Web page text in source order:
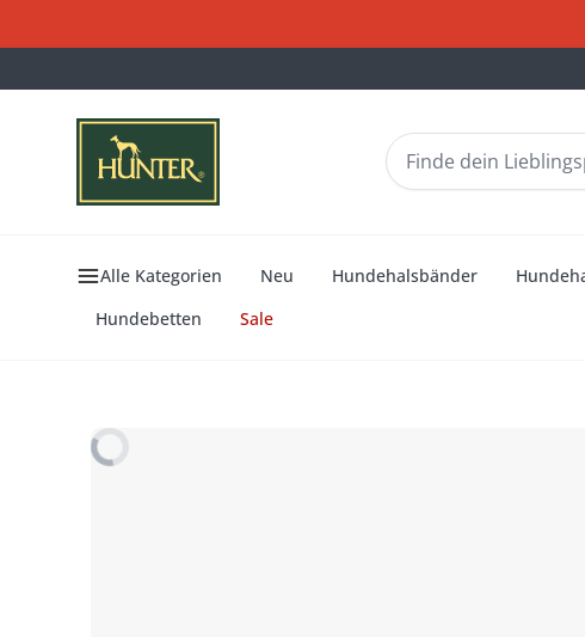
Alle Kategorien Neu Hundehalsbänder
Hundebetten
Sale